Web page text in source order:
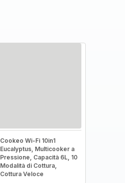
Cookeo Wi-Fi 10in1
Eucalyptus, Multicooker a
Pressione, Capacità 6L, 10
Modalità di Cottura,
Cottura Veloce